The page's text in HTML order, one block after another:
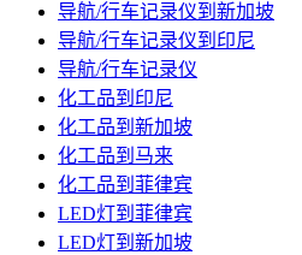
导航/行车记录仪到新加坡
导航/行车记录仪到印尼
导航/行车记录仪
化工品到印尼
化工品到新加坡
化工品到马来
化工品到菲律宾
LED灯到菲律宾
LED灯到新加坡